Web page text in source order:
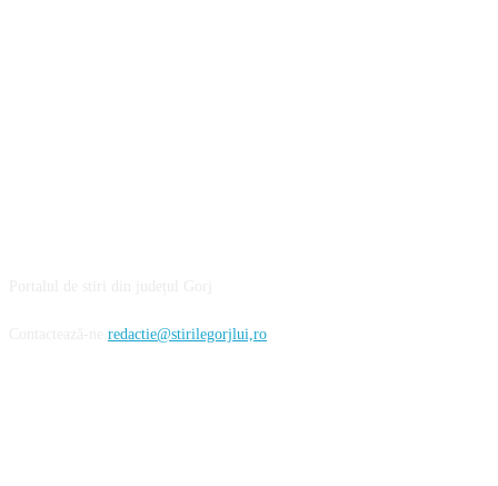
redactie@stirilegorjlui,ro